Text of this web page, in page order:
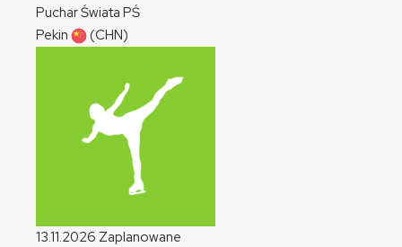
Puchar Świata PŚ
Pekin
(CHN)
13.11.2026 Zaplanowane